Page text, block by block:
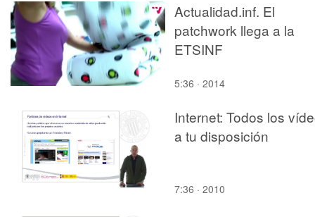
Actualidad.inf. El
patchwork llega a la
ETSINF
5:36 · 2014
Internet: Todos los
a tu disposición
7:36 · 2010